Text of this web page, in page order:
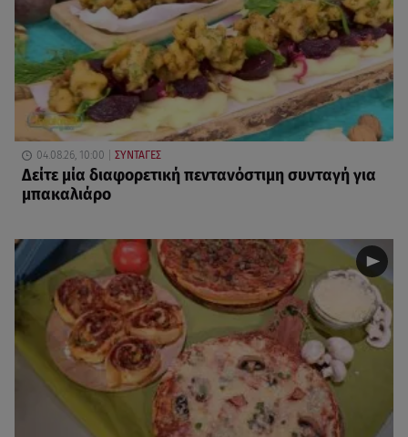
04.08.26, 10:00 ΣΥΝΤΑΓΕΣ
Δείτε μία διαφορετική πεντανόστιμη συνταγή για
μπακαλιάρο